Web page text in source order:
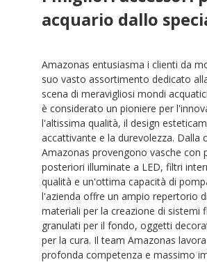
acquario dallo
Amazonas entusiasma i clienti da
suo vasto assortimento dedicato
scena di meravigliosi mondi
è considerato un pioniere per
l'altissima qualità, il design
accattivante e la durevolezza. Dalla
Amazonas provengono vasche con
posteriori illuminate a LED, filtri
qualità e un'ottima capacità di
l'azienda offre un ampio repertorio
materiali per la creazione di sistemi
granulati per il fondo, oggetti
per la cura. Il team Amazonas
profonda competenza e massimo